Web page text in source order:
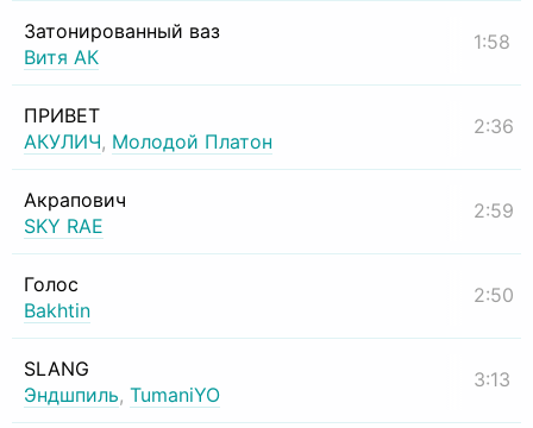
Затонированный ваз
Витя АК
1:58
ПРИВЕТ
АКУЛИЧ, Молодой Платон
2:36
Акрапович
SKY RAE
2:59
Голос
Bakhtin
2:50
SLANG
Эндшпиль, TumaniYO
3:13